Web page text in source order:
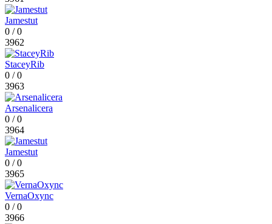
Jamestut
0 /0
3962
StaceyRib
0 /0
3963
Arsenalicera
0 /0
3964
Jamestut
0 /0
3965
VernaOxync
0 /0
3966